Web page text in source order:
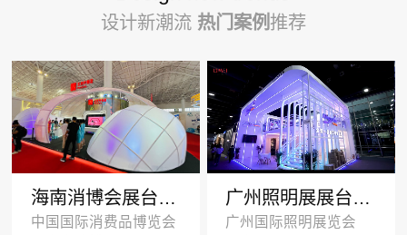
设计新潮流 热门案例 推荐
海南消博会展台设计搭建案例-王府井集团-深圳展示设计公司
中国国际消费品博览会
广州照明展展台设计搭建案例 -沐光无主灯
广州国际照明展览会